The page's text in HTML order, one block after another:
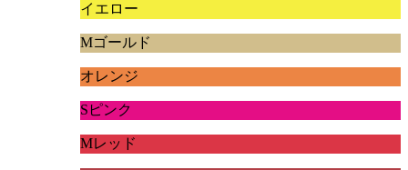
イエロー
Mゴールド
オレンジ
Sピンク
Mレッド